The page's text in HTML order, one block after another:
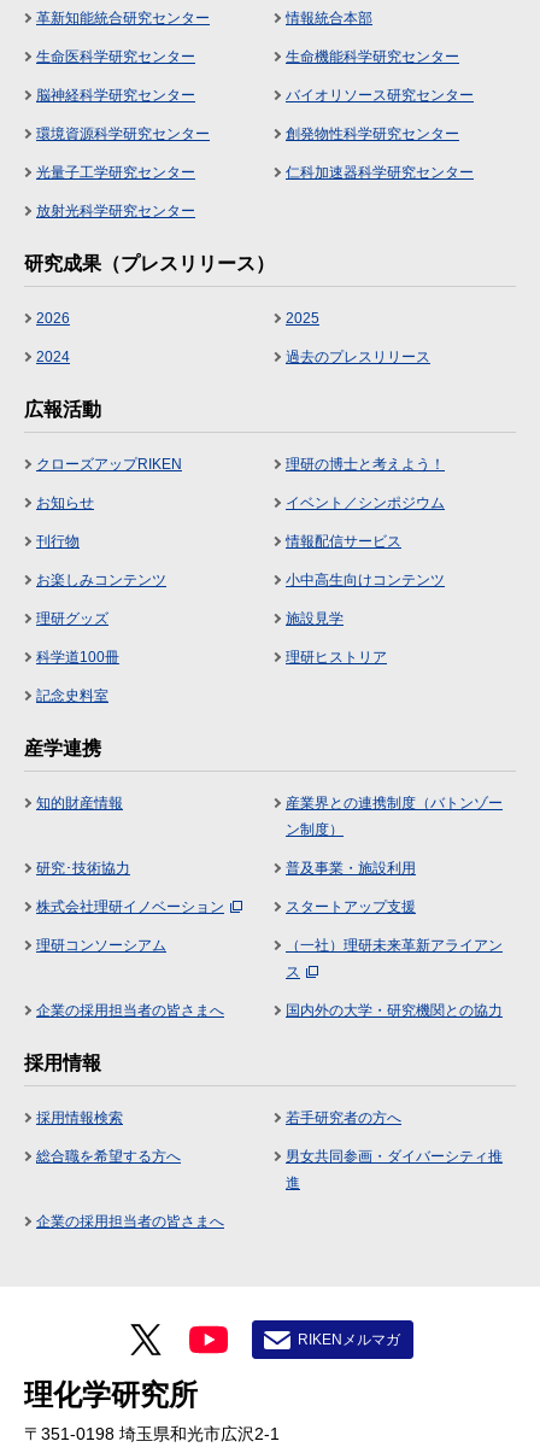
革新知能統合研究センター 情報統合本部
生命医科学研究センター 生命機能科学研究センター
脳神経科学研究センター バイオリソース研究センター
環境資源科学研究センター 創発物性科学研究センター
光量子工学研究センター 仁科加速器科学研究センター
放射光科学研究センター
研究成果（プレスリリース）
2026 2025
2024 過去のプレスリリース
広報活動
クローズアップRIKEN 理研の博士と考えよう！
お知らせ イベント／シンポジウム
刊行物 情報配信サービス
お楽しみコンテンツ 小中高生向けコンテンツ
理研グッズ 施設見学
科学道100冊 理研ヒストリア
記念史料室
産学連携
知的財産情報
産業界との連携制度（バトンゾー
ン制度）
研究･技術協力 普及事業・施設利用
株式会社理研イノベーション スタートアップ支援
理研コンソーシアム
（一社）理研未来革新アライアン
ス
企業の採用担当者の皆さまへ 国内外の大学・研究機関との協力
採用情報
採用情報検索 若手研究者の方へ
総合職を希望する方へ
男女共同参画・ダイバーシティ推
進
企業の採用担当者の皆さまへ
理化学研究所
〒351-0198 埼玉県和光市広沢2-1
RIKENメルマガ